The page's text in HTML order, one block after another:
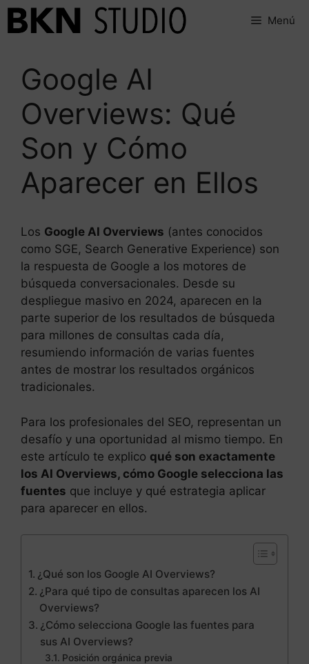
Saltar
Menú
Google AI
Overviews: Qué
Son y Cómo
Aparecer en Ellos
Los Google AI Overviews (antes conocidos
como SGE, Search Generative Experience) son
la respuesta de Google a los motores de
búsqueda conversacionales. Desde su
despliegue masivo en 2024, aparecen en la
parte superior de los resultados de búsqueda
para millones de consultas cada día,
resumiendo información de varias fuentes
antes de mostrar los resultados orgánicos
tradicionales.
Para los profesionales del SEO, representan un
desafío y una oportunidad al mismo tiempo. En
este artículo te explico qué son exactamente
los AI Overviews, cómo Google selecciona las
fuentes que incluye y qué estrategia aplicar
para aparecer en ellos.
¿Qué son los Google AI Overviews?
¿Para qué tipo de consultas aparecen los AI
Overviews?
¿Cómo selecciona Google las fuentes para
sus AI Overviews?
Posición orgánica previa